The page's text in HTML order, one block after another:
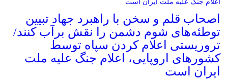
اصحاب قلم و سخن با راهبرد جهاد تبیین
توطئه‌های شوم دشمن را نقش برآب کنند/
تروریستی اعلام کردن سپاه توسط
کشورهای اروپایی، اعلام جنگ علیه ملت
ایران است